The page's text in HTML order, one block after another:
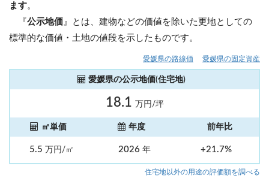
ます。
『公示地価 』とは、建物などの価値を除いた更地としての
標準的な価値・土地の値段を示したものです。
愛媛県の路線価 愛媛県の固定資産
愛媛県の公示地価(住宅地)
18.1 万円/坪
㎡単価 年度 前年比
5.5 万円/㎡ 2026 年 +21.7%
住宅地以外の用途の評価額を調べる